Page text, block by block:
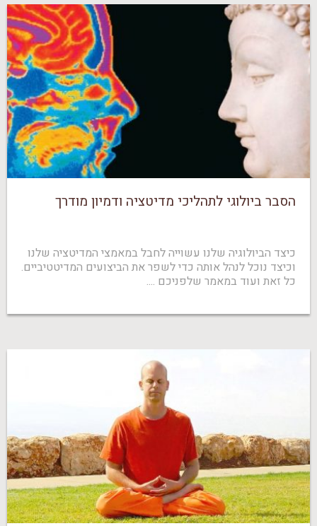
הסבר ביולוגי לתהליכי מדיטציה ודמיון מודרך
כיצד הביולוגיה שלנו עשוייה לחבל במאמצי המדיטציה שלנו
וכיצד נוכל לנהל אותה כדי לשפר את הביצועים המדיטטיביים.
כל זאת ועוד במאמר שלפניכם ....